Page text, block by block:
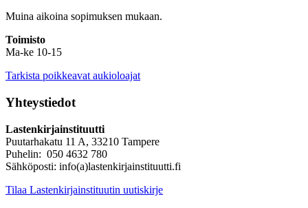
Muina aikoina sopimuksen mukaan.
Toimisto
Ma-ke 10-15
Tarkista poikkeavat aukioloajat
Yhteystiedot
Lastenkirjainstituutti
Puutarhakatu 11 A, 33210 Tampere
Puhelin: 050 4632 780
Sähköposti: info(a)lastenkirjainstituutti.fi
Tilaa Lastenkirjainstituutin uutiskirje